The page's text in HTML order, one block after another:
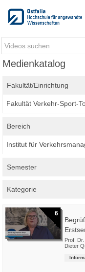
Medienkatalog
Fakultät/Einrichtung
Fakultät Verkehr-Sport-
Bereich
Institut für
Semester
Kategorie
6
Prof.
Dieter